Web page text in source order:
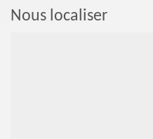
Nous localiser